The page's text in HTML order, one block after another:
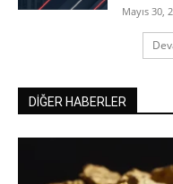
Mayıs 30,
DİĞER HABERLER